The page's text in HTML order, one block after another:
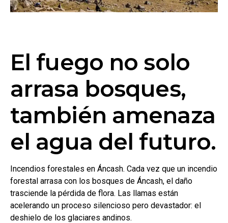
El fuego no solo
arrasa bosques,
también amenaza
el agua del futuro.
Incendios forestales en Áncash. Cada vez que un incendio
forestal arrasa con los bosques de Áncash, el daño
trasciende la pérdida de flora. Las llamas están
acelerando un proceso silencioso pero devastador: el
deshielo de los glaciares andinos.